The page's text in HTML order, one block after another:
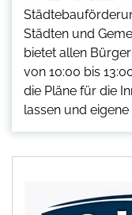
Städten und
bietet allen
von 10:00 bis
die Pläne für die
lassen und